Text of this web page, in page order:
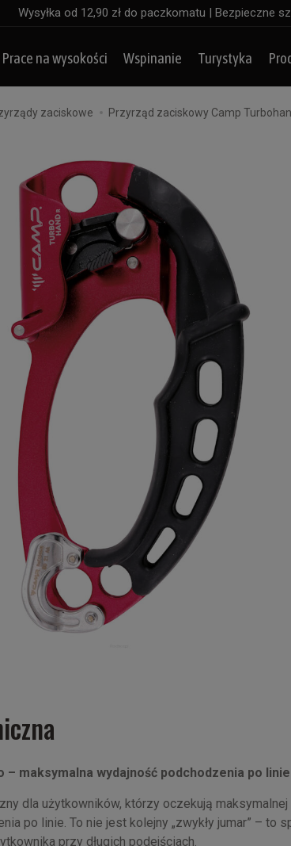
Wysyłka od 12,90 zł do paczkomatu | Bezpieczne
Prace na wysokości Wspinanie Turystyka
zaciskowe Przyrząd zaciskowy Camp
maksymalna wydajność podchodzenia po linie
dla użytkowników, którzy oczekują maksymalnej
po linie. To nie jest kolejny „zwykły jumar” – to
przy długich podejściach.